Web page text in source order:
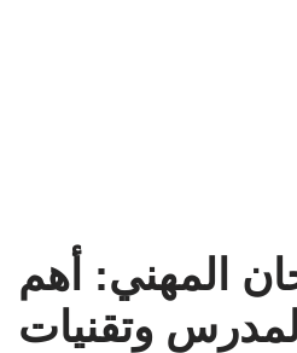
المهني: أهم
وتقنيات